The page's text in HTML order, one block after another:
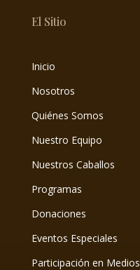
El Sitio
Inicio
Nosotros
Quiénes Somos
Nuestro Equipo
Nuestros Caballos
Programas
Donaciones
Eventos Especiales
Participación en Medios